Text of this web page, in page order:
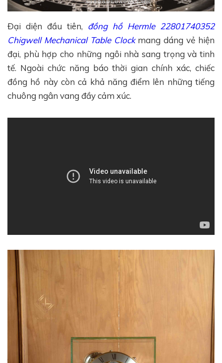
Đại diện đầu tiên, đồng hồ Hermle 22801740352
Chigwell Mechanical Table Clockmang dáng vẻ hiện
đại, phù hợp cho những ngôi nhà sang trọng và tinh
tế. Ngoài chức năng báo thời gian chính xác, chiếc
đồng hồ này còn cả khả năng điểm lên những tiếng
chuông ngân vang đầy cảm xúc.